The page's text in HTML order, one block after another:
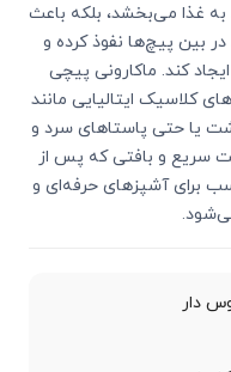
به غذا می‌بخشد، بلکه باعث
پیچ‌ها نفوذ کرده و
کند. ماکارونی پیچی
کلاسیک ایتالیایی مانند
یا حتی پاستاهای سرد و
سریع و بافتی که پس از
برای آشپزهای حرفه‌ای و
دار